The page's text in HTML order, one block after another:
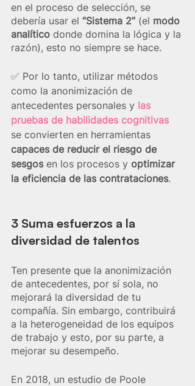
en el proceso de selección, se
debería usar el “Sistema 2” (el modo
analítico donde domina la lógica y la
razón), esto no siempre se hace.
✅ Por lo tanto, utilizar métodos
como la anonimización de
antecedentes personales y las
pruebas de habilidades cognitivas
se convierten en herramientas
capaces de reducir el riesgo de
sesgos en los procesos y optimizar
la eficiencia de las contrataciones.
3 Suma esfuerzos a la
diversidad de talentos
Ten presente que la anonimización
de antecedentes, por sí sola, no
mejorará la diversidad de tu
compañía. Sin embargo, contribuirá
a la heterogeneidad de los equipos
de trabajo y esto, por su parte, a
mejorar su desempeño.
En 2018, un estudio de Poole